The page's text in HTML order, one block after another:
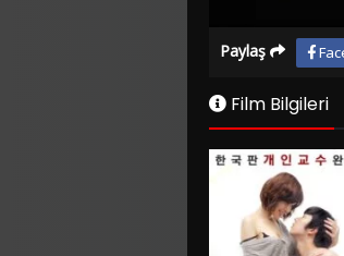
Paylaş
Film Bilgileri